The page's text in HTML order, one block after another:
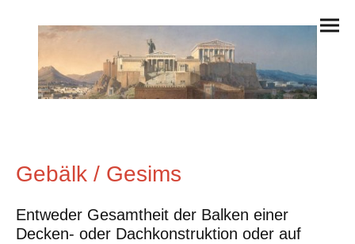
Gebälk / Gesims
Entweder Gesamtheit der Balken einer
Decken- oder Dachkonstruktion oder auf